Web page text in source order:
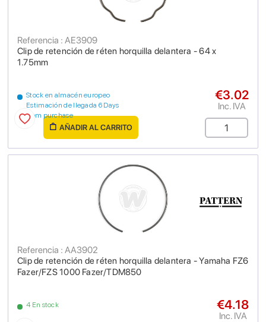
Clip de retención de réten horquilla delantera - 64 x
1.75mm
Referencia : AE3909
Stock en almacén europeo
Estimación de llegada 6 Days
from purchase
€3.02
Inc. IVA
AÑADIR AL CARRITO
Clip de retención de réten horquilla delantera - Yamaha FZ6
Fazer/FZS 1000 Fazer/TDM850
Referencia : AA3902
4 En stock €4.18
Inc. IVA